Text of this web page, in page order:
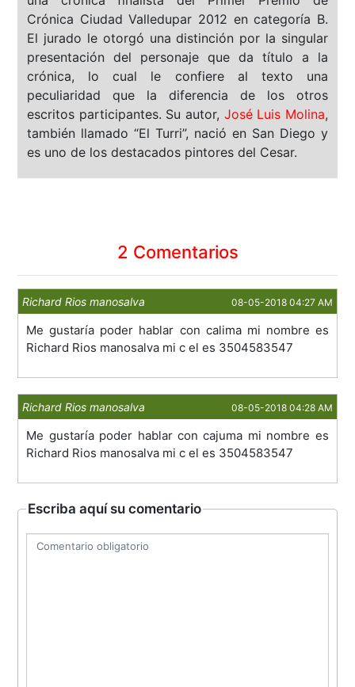
Crónica Ciudad Valledupar 2012 en categoría B.
El jurado le otorgó una distinción por la singular
presentación del personaje que da título a la
crónica, lo cual le confiere al texto una
peculiaridad que la diferencia de los otros
escritos participantes. Su autor, José Luis Molina,
también llamado “El Turri”, nació en San Diego y
es uno de los destacados pintores del Cesar.
2 Comentarios
Richard Rios manosalva 08-05-2018 04:27 AM
Me gustaría poder hablar con calima mi nombre es
Richard Rios manosalva mi c el es 3504583547
Richard Rios manosalva 08-05-2018 04:28 AM
Me gustaría poder hablar con cajuma mi nombre es
Richard Rios manosalva mi c el es 3504583547
Escriba aquí su comentario